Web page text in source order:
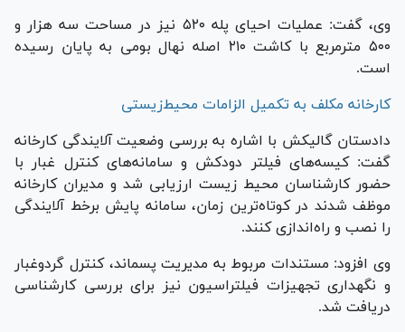
وی، گفت: عملیات احیای پله ۵۲۰ نیز در مساحت سه هزار و
۵۰۰ مترمربع با کاشت ۲۱۰ اصله نهال بومی به پایان رسیده
است.
کارخانه مکلف به تکمیل الزامات محیط‌زیستی
دادستان گالیکش با اشاره به بررسی وضعیت آلایندگی کارخانه
گفت: کیسه‌های فیلتر دودکش و سامانه‌های کنترل غبار با
حضور کارشناسان محیط زیست ارزیابی شد و مدیران کارخانه
موظف شدند در کوتاه‌ترین زمان، سامانه پایش برخط آلایندگی
را نصب و راه‌اندازی کنند.
وی افزود: مستندات مربوط به مدیریت پسماند، کنترل گردوغبار
و نگهداری تجهیزات فیلتراسیون نیز برای بررسی کارشناسی
دریافت شد.